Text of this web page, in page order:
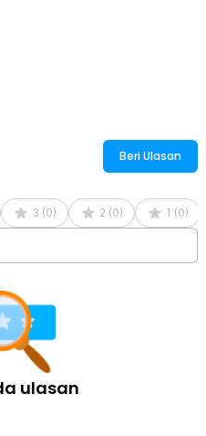
Pakaian Multifungsi Vacuum
Beri Ulasan
3 (0) 2 (0) 1 (0)
ulasan